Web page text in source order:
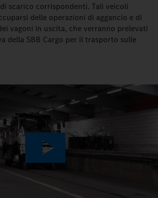
scarico corrispondenti. Tali veicoli
delle operazioni di aggancio e di
vagoni in uscita, che verranno prelevati
della SBB Cargo per il trasporto sulle
Play
Video